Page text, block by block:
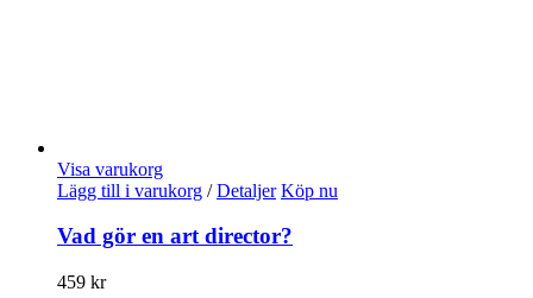
Visa varukorg
Lägg till i varukorg / Detaljer Köp nu
Vad gör en art director?
459 kr